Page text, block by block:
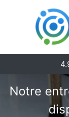
Notre